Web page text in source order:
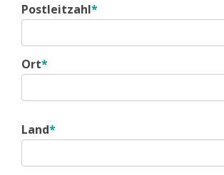
Postleitzahl*
Ort*
Land*